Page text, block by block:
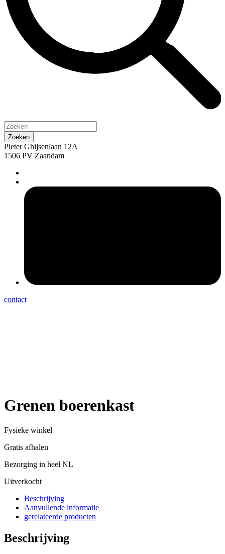
Pieter Ghijsenlaan 12A
1506 PV Zaandam
contact
Grenen boerenkast
Fysieke winkel
Gratis afhalen
Bezorging in heel NL
Uitverkocht
Beschrijving
Aanvullende informatie
gerelateerde producten
Beschrijving